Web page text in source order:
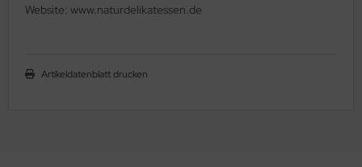
Website: www.naturdelikatessen.de
Artikeldatenblatt drucken